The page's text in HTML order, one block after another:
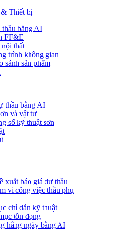
Thiết bị
thầu bằng AI
FF&E
nội thất
trình không gian
sánh sản phẩm
thầu bằng AI
và vật tư
số kỹ thuật sơn
xuất báo giá dự thầu
vi công việc thầu phụ
chỉ dẫn kỹ thuật
tồn đọng
hằng ngày bằng AI